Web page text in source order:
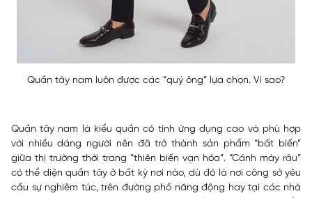
Quần tây nam luôn được các “quý ông” lựa chọn. Vì sao?
Quần tây nam là kiểu quần có tính ứng dụng cao và phù hợp
với nhiều dáng người nên đã trở thành sản phẩm “bất biến”
giữa thị trường thời trang “thiên biến vạn hóa”. “Cánh mày râu”
có thể diện quần tây ở bất kỳ nơi nào, dù đó là nơi công sở yêu
cầu sự nghiêm túc, trên đường phố năng động hay tại các nhà